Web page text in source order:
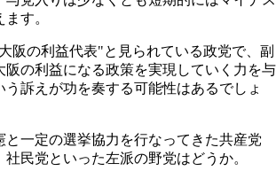
す。
阪の利益代表"と見られている政党で、副
阪の利益になる政策を実現していく力を与
う訴えが功を奏する可能性はあるでしょ
と一定の選挙協力を行なってきた共産党
民党といった左派の野党はどうか。